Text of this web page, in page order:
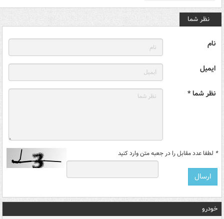
نظر شما
نام
ایمیل
نظر شما *
* لطفا عدد مقابل را در جعبه متن وارد کنید
خودرو